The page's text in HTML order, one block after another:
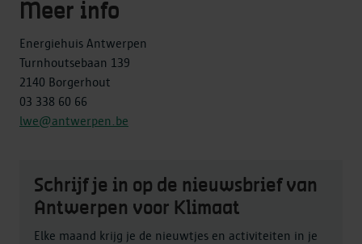
Meer info
Energiehuis Antwerpen
Turnhoutsebaan 139
2140 Borgerhout
03 338 60 66
lwe@antwerpen.be
Schrijf je in op de nieuwsbrief van
Antwerpen voor Klimaat
Elke maand krijg je de nieuwtjes en activiteiten in je